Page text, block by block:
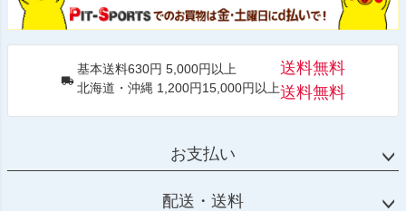
基本送料630円 5,000円以上
北海道・沖縄 1,200円15,000円以上
送料無料
送料無料
お支払い
配送・送料